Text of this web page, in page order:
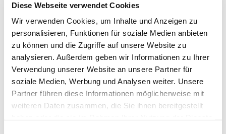
Diese Webseite verwendet Cookies
Wir verwenden Cookies, um Inhalte und Anzeigen zu
personalisieren, Funktionen für soziale Medien anbieten
zu können und die Zugriffe auf unsere Website zu
analysieren. Außerdem geben wir Informationen zu Ihrer
Verwendung unserer Website an unsere Partner für
soziale Medien, Werbung und Analysen weiter. Unsere
Partner führen diese Informationen möglicherweise mit
weiteren Daten zusammen, die Sie ihnen bereitgestellt